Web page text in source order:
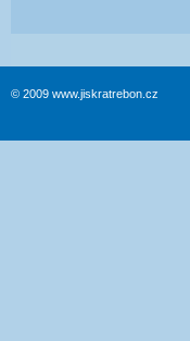
© 2009 www.jiskratrebon.cz